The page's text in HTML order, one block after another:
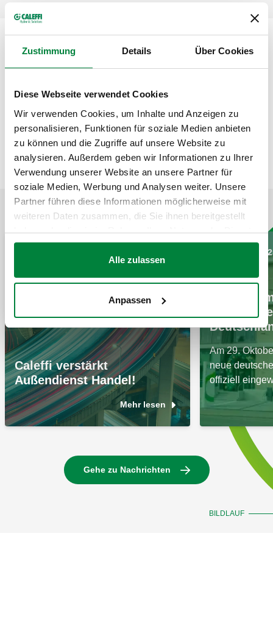
Zustimmung Details Über Cookies
Diese Webseite verwendet Cookies
Wir verwenden Cookies, um Inhalte und Anzeigen zu
personalisieren, Funktionen für soziale Medien anbieten
zu können und die Zugriffe auf unsere Website zu
analysieren. Außerdem geben wir Informationen zu Ihrer
Verwendung unserer Website an unsere Partner für
soziale Medien, Werbung und Analysen weiter. Unsere
Partner führen diese Informationen möglicherweise mit
weiteren Daten zusammen, die Sie ihnen bereitgestellt
haben oder die sie im Rahmen Ihrer Nutzung der Dienste
gesammelt haben.
Alle zulassen
Anpassen
Caleffi verstärkt Außendienst Handel
PLZ-Gebiet 30000-38999
Seit Januar 2017 verstärkt Ralf Schrader (58 Jahre)
Caleffi Armaturen GmbH (Mühlheim am Main).
Herr Schrader verfügt über einige Jahre Branchenerfahrung
unser Team im Außendienst bereichern.
ZUGEHÖRIGE ARTIKEL
Caleffi verstärkt
Außendienst Handel!
Mehr lesen
30 Oktober
Caleffi
eröffnet
Am 29.
neue
offiziell
BILDLAUF
Gehe zu Nachrichten